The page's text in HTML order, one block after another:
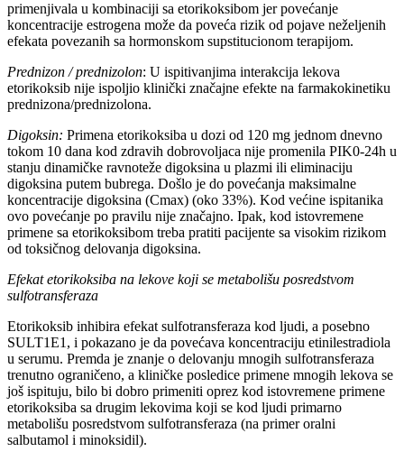
primenjivala u kombinaciji sa etorikoksibom jer povećanje
koncentracije estrogena može da poveća rizik od pojave neželjenih
efekata povezanih sa hormonskom supstitucionom terapijom.
Prednizon / prednizolon: U ispitivanjima interakcija lekova
etorikoksib nije ispoljio klinički značajne efekte na farmakokinetiku
prednizona/prednizolona.
Digoksin: Primena etorikoksiba u dozi od 120 mg jednom dnevno
tokom 10 dana kod zdravih dobrovoljaca nije promenila PIK0-24h u
stanju dinamičke ravnoteže digoksina u plazmi ili eliminaciju
digoksina putem bubrega. Došlo je do povećanja maksimalne
koncentracije digoksina (Cmax) (oko 33%). Kod većine ispitanika
ovo povećanje po pravilu nije značajno. Ipak, kod istovremene
primene sa etorikoksibom treba pratiti pacijente sa visokim rizikom
od toksičnog delovanja digoksina.
Efekat etorikoksiba na lekove koji se metabolišu posredstvom
sulfotransferaza
Etorikoksib inhibira efekat sulfotransferaza kod ljudi, a posebno
SULT1E1, i pokazano je da povećava koncentraciju etinilestradiola
u serumu. Premda je znanje o delovanju mnogih sulfotransferaza
trenutno ograničeno, a kliničke posledice primene mnogih lekova se
još ispituju, bilo bi dobro primeniti oprez kod istovremene primene
etorikoksiba sa drugim lekovima koji se kod ljudi primarno
metabolišu posredstvom sulfotransferaza (na primer oralni
salbutamol i minoksidil).